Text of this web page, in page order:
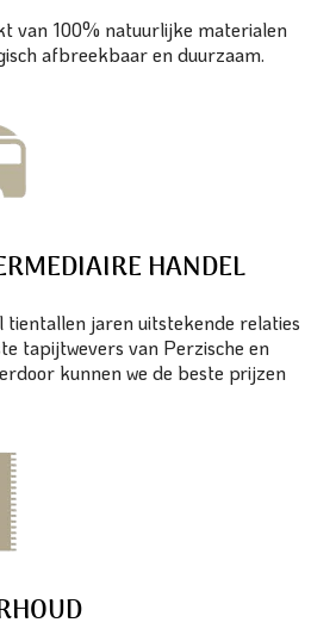
van 100% natuurlijke materialen
afbreekbaar en duurzaam.
HANDEL
tientallen jaren uitstekende relaties
tapijtwevers van Perzische en
kunnen we de beste prijzen